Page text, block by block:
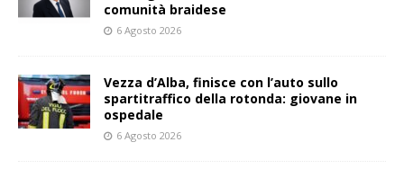
comunità braidese
6 Agosto 2026
Vezza d’Alba, finisce con l’auto sullo
spartitraffico della rotonda: giovane in
ospedale
6 Agosto 2026